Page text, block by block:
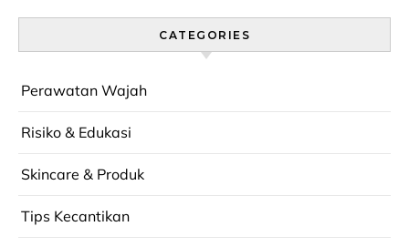
CATEGORIES
Perawatan Wajah
Risiko & Edukasi
Skincare & Produk
Tips Kecantikan